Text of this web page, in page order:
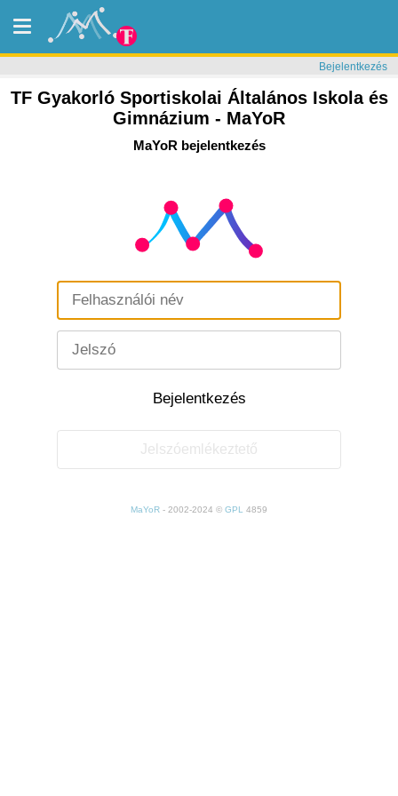
Bejelentkezés
TF Gyakorló Sportiskolai Általános Iskola és
Gimnázium - MaYoR
MaYoR bejelentkezés
Jelszóemlékeztető
MaYoR - 2002-2024 © GPL 4859